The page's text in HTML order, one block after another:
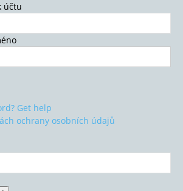
účtu
Get help
ochrany osobních údajů